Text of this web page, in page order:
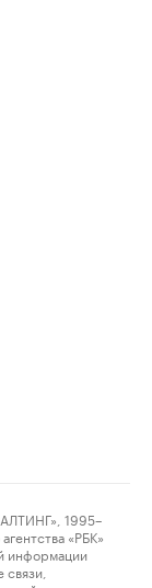
1995–
«РБК»
информации